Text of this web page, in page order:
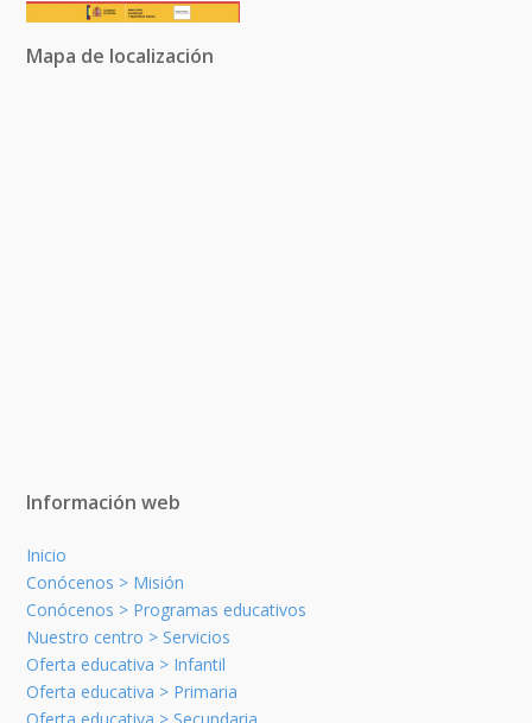
Mapa de localización
Información web
Inicio
Conócenos > Misión
Conócenos > Programas educativos
Nuestro centro > Servicios
Oferta educativa > Infantil
Oferta educativa > Primaria